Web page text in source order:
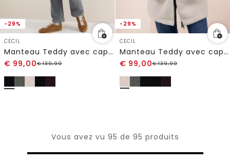
-29%
CECIL
Manteau Teddy avec capuche
€ 99,00€139,99
-29%
CECIL
Manteau Teddy avec capuche
€ 99,00€139,99
Vous avez vu 95 de 95 produits